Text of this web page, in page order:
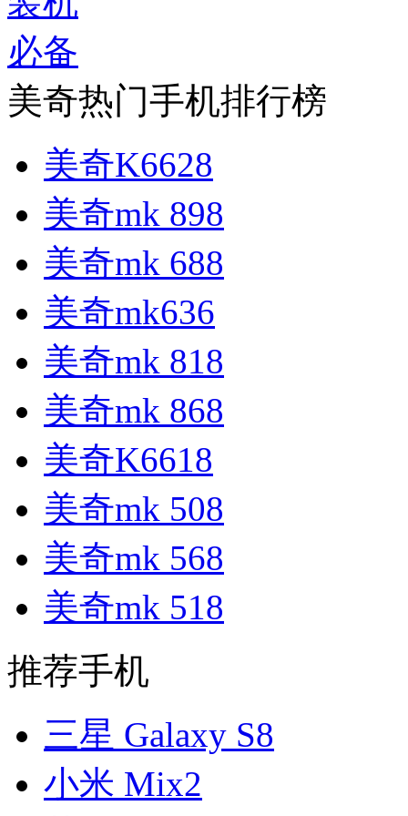
美奇热门手机排行榜
美奇K6628
美奇mk 898
美奇mk 688
美奇mk636
美奇mk 818
美奇mk 868
美奇K6618
美奇mk 508
美奇mk 568
美奇mk 518
推荐手机
三星 Galaxy S8
小米 Mix2